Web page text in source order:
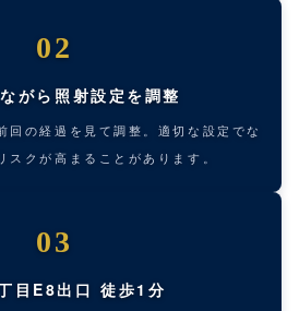
02
がら照射設定を調整
回の経過を見て調整。適切な設定でな
スクが高まることがあります。
03
目E8出口 徒歩1分